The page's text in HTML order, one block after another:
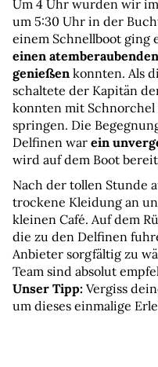
Um 4 Uhr wurden wir
um 5:30 Uhr in der
einen
genießen konnten. Als
schaltete der Kapitän
konnten mit Schnorchel
springen. Die
Delfinen war ein
wird auf dem Boot
Nach der tollen Stunde
trockene Kleidung an
kleinen Café. Auf dem
die zu den Delfinen
Anbieter sorgfältig zu
Team sind absolut
Unser Tipp: Vergiss
um dieses einmalige